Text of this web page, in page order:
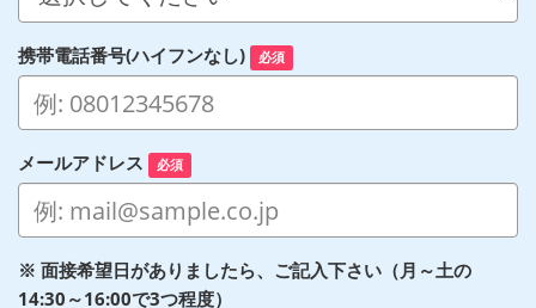
携帯電話番号(ハイフンなし) 必須
メールアドレス 必須
※ 面接希望日がありましたら、ご記入下さい（月～土の
14:30～16:00で3つ程度）